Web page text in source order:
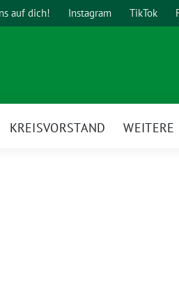
auf dich! Instagram TikTok
KREISVORSTAND WEITERE